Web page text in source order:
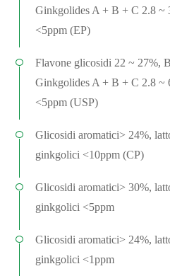
Ginkgolides A + B + C 2.8 ~
<5ppm (EP)
Flavone glicosidi 22 ~ 27%,
Ginkgolides A + B + C 2.8 ~
<5ppm (USP)
Glicosidi aromatici> 24%,
ginkgolici <10ppm (CP)
Glicosidi aromatici> 30%,
ginkgolici <5ppm
Glicosidi aromatici> 24%,
ginkgolici <1ppm